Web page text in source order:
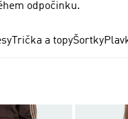
odpočinku.
Trička a topyŠortky